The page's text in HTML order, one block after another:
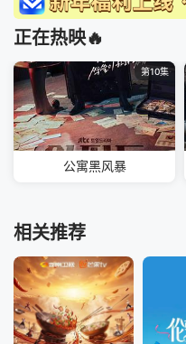
正在热映🔥
第10集
公寓黑风暴
相关推荐